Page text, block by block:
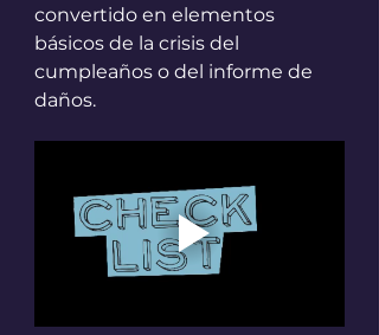
convertido en elementos
básicos de la crisis del
cumpleaños o del informe de
daños.